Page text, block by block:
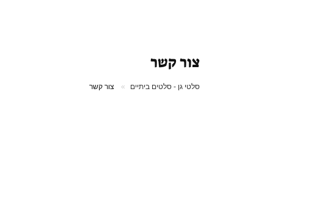
צור קשר
סלטי גן - סלטים ביתיים צור קשר